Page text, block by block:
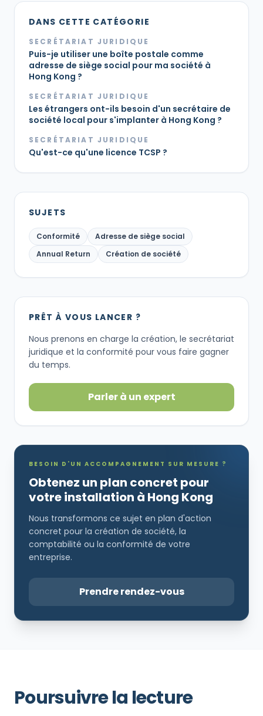
DANS CETTE CATÉGORIE
SECRÉTARIAT JURIDIQUE
Puis-je utiliser une boîte postale comme
adresse de siège social pour ma société à
Hong Kong ?
SECRÉTARIAT JURIDIQUE
Les étrangers ont-ils besoin d'un secrétaire de
société local pour s'implanter à Hong Kong ?
SECRÉTARIAT JURIDIQUE
Qu'est-ce qu'une licence TCSP ?
SUJETS
Conformité
Adresse de siège social
Annual Return
Création de société
PRÊT À VOUS LANCER ?
Nous prenons en charge la création, le secrétariat
juridique et la conformité pour vous faire gagner
du temps.
Parler à un expert
BESOIN D'UN ACCOMPAGNEMENT SUR MESURE ?
Obtenez un plan concret pour
votre installation à Hong Kong
Nous transformons ce sujet en plan d'action
concret pour la création de société, la
comptabilité ou la conformité de votre
entreprise.
Prendre rendez-vous
Poursuivre la lecture